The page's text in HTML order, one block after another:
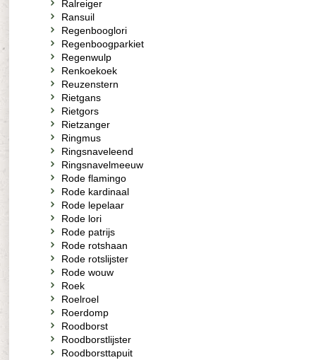
Ralreiger
Ransuil
Regenbooglori
Regenboogparkiet
Regenwulp
Renkoekoek
Reuzenstern
Rietgans
Rietgors
Rietzanger
Ringmus
Ringsnaveleend
Ringsnavelmeeuw
Rode flamingo
Rode kardinaal
Rode lepelaar
Rode lori
Rode patrijs
Rode rotshaan
Rode rotslijster
Rode wouw
Roek
Roelroel
Roerdomp
Roodborst
Roodborstlijster
Roodborsttapuit